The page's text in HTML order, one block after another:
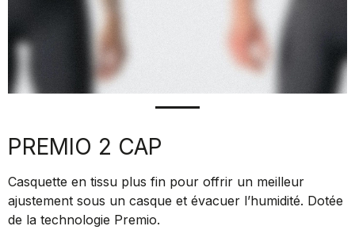
PREMIO 2 CAP
Casquette en tissu plus fin pour offrir un meilleur
ajustement sous un casque et évacuer l’humidité. Dotée
de la technologie Premio.